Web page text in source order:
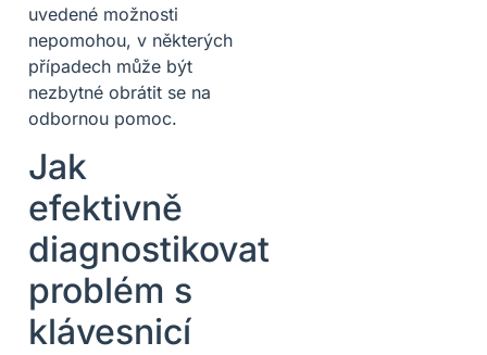
uvedené možnosti
nepomohou, v některých
případech může být
nezbytné obrátit se na
odbornou pomoc.
Jak
efektivně
diagnostikovat
problém s
klávesnicí